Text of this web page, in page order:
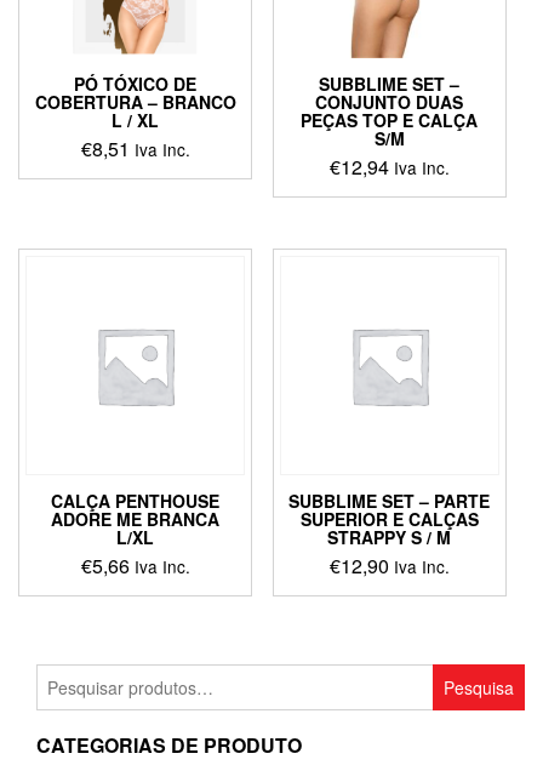
PÓ TÓXICO DE
COBERTURA – BRANCO
L / XL
€8,51 Iva Inc.
This
multiple
options
may
be
chosen
page
SUBBLIME SET –
CONJUNTO DUAS
PEÇAS TOP E CALÇA
S/M
€12,94 Iva Inc.
CALÇA PENTHOUSE
ADORE ME BRANCA
L/XL
€5,66 Iva Inc.
This
multiple
variants.
options
SUBBLIME SET – PARTE
SUPERIOR E CALÇAS
STRAPPY S / M
€12,90 Iva Inc.
This
multiple
variants.
Pesquisar
por:
Pesquisa
CATEGORIAS DE PRODUTO